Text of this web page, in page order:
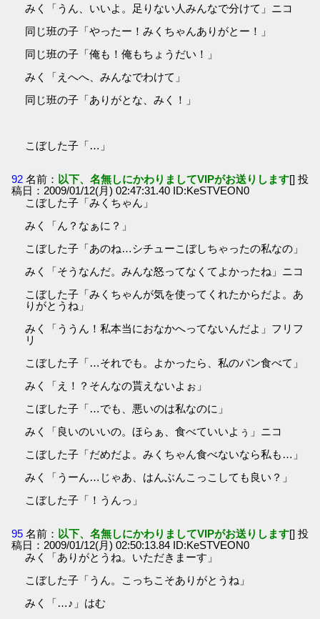
みく「うん、いいよ。足りない人みんなで分けて」ニコ
同じ班の子「やったー！みくちゃんありがとー！」
同じ班の子「俺も！俺もちょうだい！」
みく「えへへ、みんなでわけて」
同じ班の子「ありがとな、みく！」
こぼした子「…」
92 名前： 以下、名無しにかわりましてVIPがお送りします[] 投
稿日：2009/01/12(月) 02:47:31.40 ID:KeSTVEON0
こぼした子「みくちゃん」
みく「ん？なぁに？」
こぼした子「あのね…シチューこぼしちゃったの私なの」
みく「そうなんだ。みんな怒ってなくてよかったね」ニコ
こぼした子「みくちゃんが気を使ってくれたからだよ。あ
りがとうね」
みく「ううん！私本当におなかへってないんだよ」フリフ
リ
こぼした子「…それでも。よかったら、私のパン食べて」
みく「え！？そんなの貰えないよぉ」
こぼした子「…でも、悪いのは私なのに」
みく「良いのいいの。ほらぁ、食べていいよぅ」ニコ
こぼした子「だめだよ。みくちゃん食べないなら私も…」
みく「うーん…じゃあ、はんぶんこっこしても良い？」
こぼした子「！うんっ」
95 名前： 以下、名無しにかわりましてVIPがお送りします[] 投
稿日：2009/01/12(月) 02:50:13.84 ID:KeSTVEON0
みく「ありがとうね。いただきまーす」
こぼした子「うん。こっちこそありがとうね」
みく「…♪」はむ